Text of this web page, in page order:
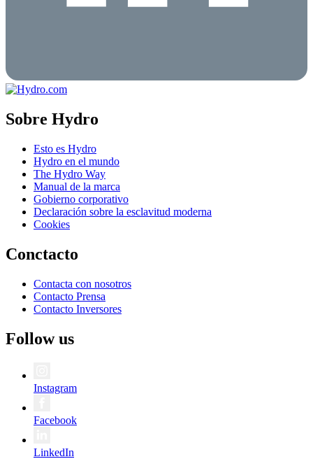
Sobre Hydro
Esto es Hydro
Hydro en el mundo
The Hydro Way
Manual de la marca
Gobierno corporativo
Declaración sobre la esclavitud moderna
Cookies
Conctacto
Contacta con nosotros
Contacto Prensa
Contacto Inversores
Follow us
Instagram
Facebook
LinkedIn